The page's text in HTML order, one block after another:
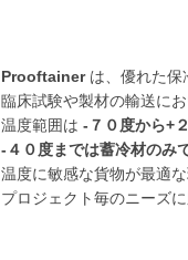
Prooftainer は、優れた保
臨床試験や製材の輸送に
温度範囲は -７０度から+
-４０度までは蓄冷材のみ
温度に敏感な貨物が最適
プロジェクト毎のニーズ